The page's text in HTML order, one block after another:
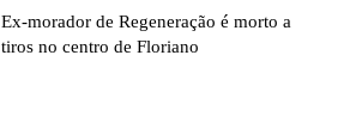
Ex-morador de Regeneração é morto a
tiros no centro de Floriano